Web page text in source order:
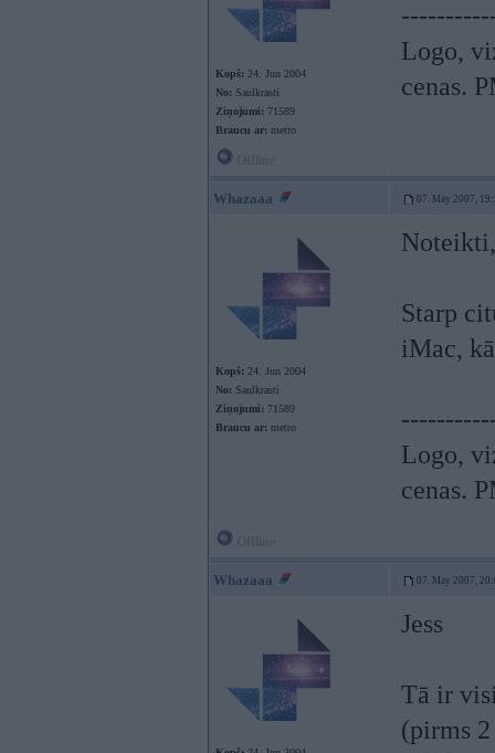
Kopš: 24. Jun 2004
No: Saulkrasti
Ziņojumi: 71589
Braucu ar: metro
Logo,
cenas.
Whazaaa 07. May 2007,
Kopš: 24. Jun 2004
No: Saulkrasti
Ziņojumi: 71589
Braucu ar: metro
Starp
iMac,
Logo,
cenas.
Whazaaa 07. May 2007,
Jess
Tā ir
(pirms